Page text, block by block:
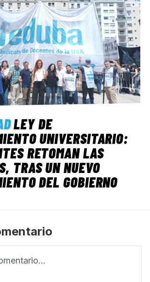
LEY DE
UNIVERSITARIO:
RETOMAN LAS
TRAS UN NUEVO
DEL GOBIERNO